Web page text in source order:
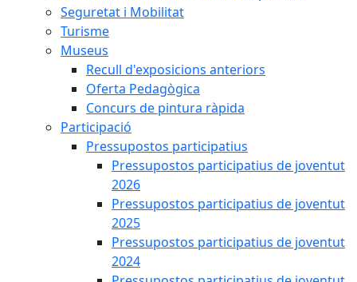
Seguretat i Mobilitat
Turisme
Museus
Recull d'exposicions anteriors
Oferta Pedagògica
Concurs de pintura ràpida
Participació
Pressupostos participatius
Pressupostos participatius de joventut
2026
Pressupostos participatius de joventut
2025
Pressupostos participatius de joventut
2024